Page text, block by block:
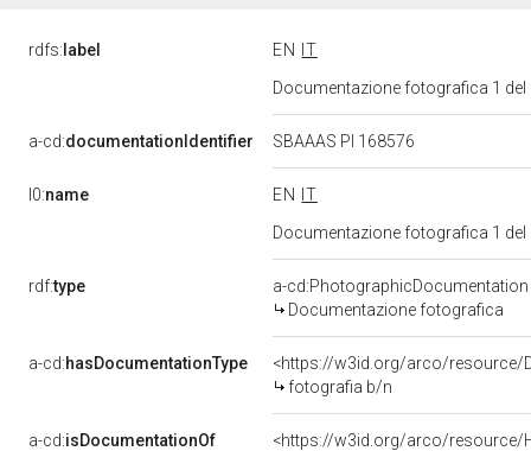
rdfs: label EN
IT
Documentazione fotografica 1
a-cd:documentationIdentifier SBAAAS PI 168576
l0:name EN
IT
Documentazione fotografica 1
rdf:type
a-cd:PhotographicDocumentation
Documentazione fotografica
a-cd:hasDocumentationType
<https://w3id.org/arco/resource/
fotografia b/n
a-cd:isDocumentationOf
<https://w3id.org/arco/resource/